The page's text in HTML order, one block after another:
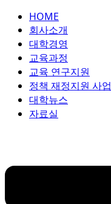
HOME
회사소개
대학경영
교육과정
교육 연구지원
정책 재정지원 사업
대학뉴스
자료실